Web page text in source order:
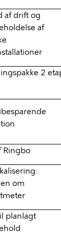
af drift og
af
2
Ringbo
om
planlagt